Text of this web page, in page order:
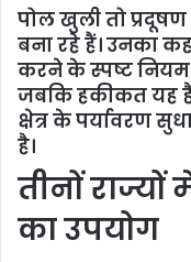
पोल खुली तो
बना रहे हैं। उनका
करने के स्पष्ट नियम
जबकि हकीकत यह
क्षेत्र के पर्यावरण
है।
तीनों
का उपयोग